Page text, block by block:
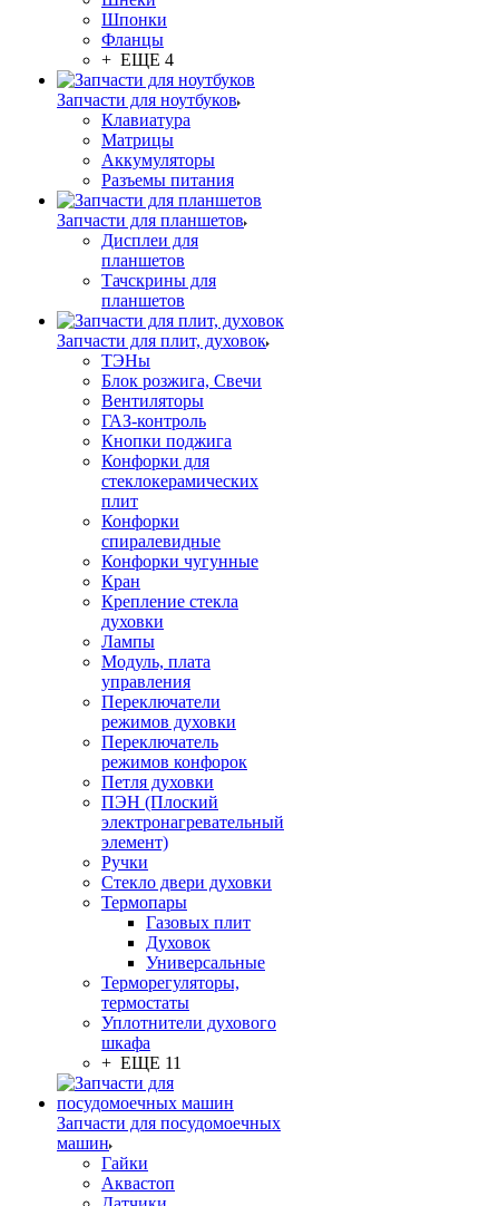
Шпонки
Фланцы
+ ЕЩЕ 4
Запчасти для ноутбуков
Клавиатура
Матрицы
Аккумуляторы
Разъемы питания
Запчасти для планшетов
Дисплеи для
планшетов
Тачскрины для
планшетов
Запчасти для плит, духовок
ТЭНы
Блок розжига, Свечи
Вентиляторы
ГАЗ-контроль
Кнопки поджига
Конфорки для
стеклокерамических
плит
Конфорки
спиралевидные
Конфорки чугунные
Кран
Крепление стекла
духовки
Лампы
Модуль, плата
управления
Переключатели
режимов духовки
Переключатель
режимов конфорок
Петля духовки
ПЭН (Плоский
электронагревательный
элемент)
Ручки
Стекло двери духовки
Термопары
Газовых плит
Духовок
Универсальные
Терморегуляторы,
термостаты
Уплотнители духового
шкафа
+ ЕЩЕ 11
Запчасти для посудомоечных
машин
Гайки
Аквастоп